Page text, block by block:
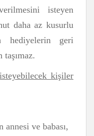
isteyen
daha az kusurlu
hediyelerin geri
kişiler
annesi ve babası,